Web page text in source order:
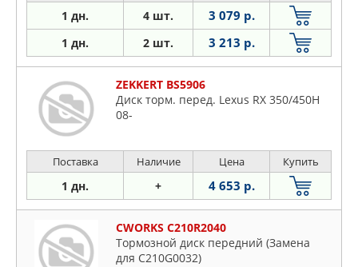
1 дн. 4 шт. 3 079 р.
1 дн. 2 шт. 3 213 р.
ZEKKERT BS5906
Диск торм. перед. Lexus RX 350/450H
08-
Поставка Наличие Цена Купить
1 дн. + 4 653 р.
CWORKS C210R2040
Тормозной диск передний (Замена
для C210G0032)